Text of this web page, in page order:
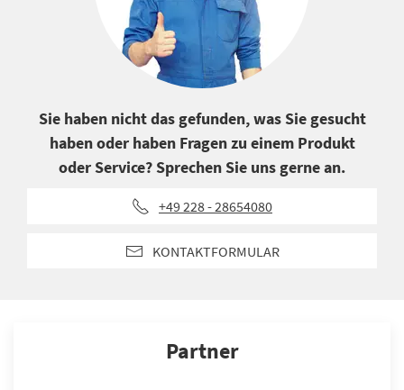
Sie haben nicht das gefunden, was Sie gesucht
haben oder haben Fragen zu einem Produkt
oder Service? Sprechen Sie uns gerne an.
+49 228 - 28654080
KONTAKTFORMULAR
Partner